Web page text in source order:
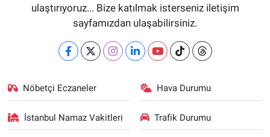
ulaştırıyoruz... Bize katılmak isterseniz iletişim
sayfamızdan ulaşabilirsiniz.
Nöbetçi Eczaneler Hava Durumu
İstanbul Namaz Vakitleri Trafik Durumu